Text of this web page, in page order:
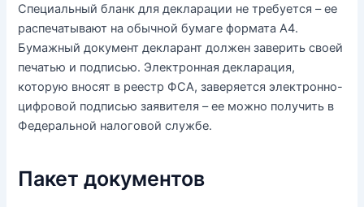
Специальный бланк для декларации не требуется – ее
распечатывают на обычной бумаге формата А4.
Бумажный документ декларант должен заверить своей
печатью и подписью. Электронная декларация,
которую вносят в реестр ФСА, заверяется электронно-
цифровой подписью заявителя – ее можно получить в
Федеральной налоговой службе.
Пакет документов